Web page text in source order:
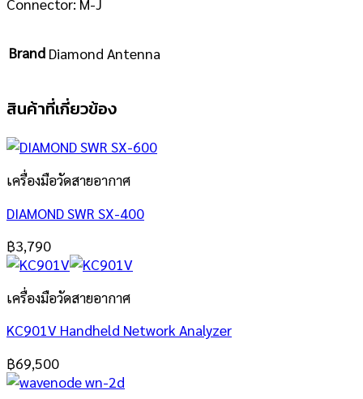
Brand Diamond Antenna
สินค้าที่เกี่ยวข้อง
เครื่องมือวัดสายอากาศ
DIAMOND SWR SX-400
฿3,790
เครื่องมือวัดสายอากาศ
KC901V Handheld Network Analyzer
฿69,500